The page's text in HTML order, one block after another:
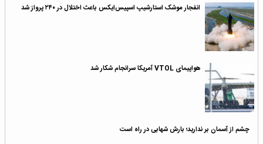
انفجار موشک استارشیپ اسپیس‌ایکس باعث اختلال در ۲۴۰ پرواز شد
هواپیمای VTOL آمریکا سرانجام شکار شد
چشم از آسمان بر ندارید؛ بارش شهابی در راه است